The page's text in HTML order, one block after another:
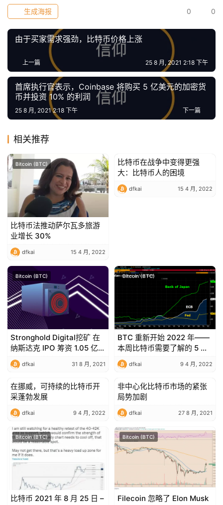
0 0
生成海报
由于买家需求强劲，比特币价格上涨
上一篇 25 8 月, 2021 2:18 下午
首席执行官表示，Coinbase 将购买 5 亿美元的加密货
币并投资 10% 的利润
下一篇
25 8 月, 2021 2:18 下午
相关推荐
Bitcoin (BTC)
比特币法推动萨尔瓦多旅游
业增长 30%
dfkai 15 4 月, 2022
Bitcoin (BTC)
比特币在战争中变得更强
大：比特币人的困境
dfkai 15 4 月, 2022
Bitcoin (BTC)
Stronghold Digital挖矿 在
纳斯达克 IPO 筹资 1.05 亿美
元
dfkai 31 8 月, 2021
Bitcoin (BTC)
BTC 重新开始 2022 年——
本周比特币需要了解的 5 件
事
dfkai 9 4 月, 2022
Bitcoin (BTC)
在挪威，可持续的比特币开
采蓬勃发展
dfkai 9 4 月, 2022
Bitcoin (BTC)
非中心化比特币市场的紧张
局势加剧
dfkai 27 8 月, 2021
Bitcoin (BTC)
比特币 2021 年 8 月 25 日 –
Bitcoin (BTC)
Filecoin 忽略了 Elon Musk